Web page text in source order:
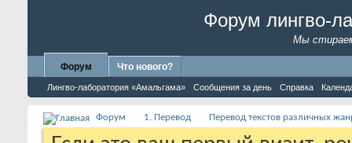
Форум лингво-
Мы
Форум
Лингво-лаборатория «Амальгама» Сообщения за день Справка
Что нового?
Форум 1. Перевод Перевод текстов различных